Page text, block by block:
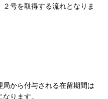
号を取得する流れとなりま
から付与される在留期間は
ります。